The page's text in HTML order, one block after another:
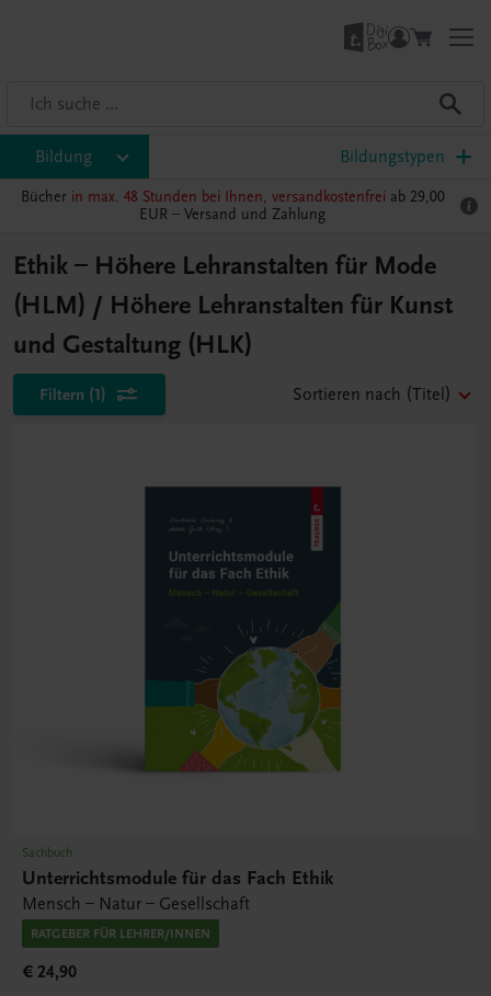
Bildung Bildungstypen
Bücher in max. 48 Stunden bei Ihnen, versandkostenfrei ab 29,00
EUR – Versand und Zahlung
Ethik – Höhere Lehranstalten für Mode
(HLM) / Höhere Lehranstalten für Kunst
und Gestaltung (HLK)
Filtern (1) Sortieren nach (Titel)
Sachbuch
Unterrichtsmodule für das Fach Ethik
Mensch – Natur – Gesellschaft
RATGEBER FÜR LEHRER/INNEN
€ 24,90